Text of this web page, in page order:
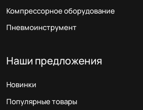
Компрессорное оборудование
Пневмоинструмент
Наши предложения
Новинки
Популярные товары